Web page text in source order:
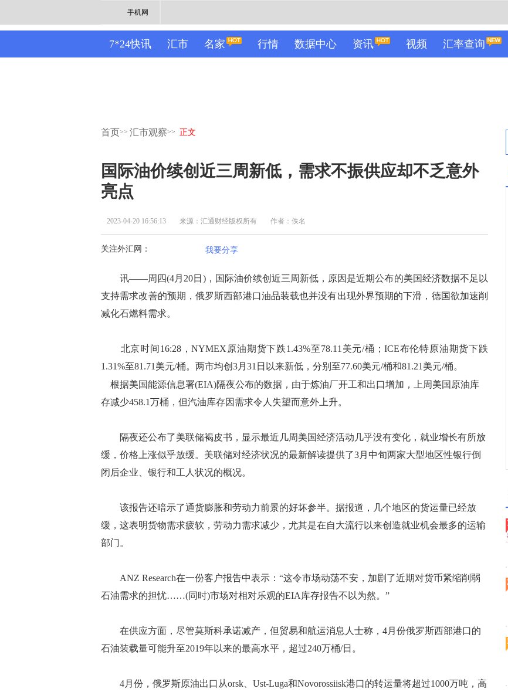
手机网
7*24快讯 汇市 名家 行情 数据中心 资讯 视频 汇率查询
首页>> 汇市观察>> 正文
国际油价续创近三周新低，需求不振供应却不乏意外
亮点
2023-04-20 16:56:13 来源：汇通财经版权所有 作者：佚名
关注外汇网： 我要分享
讯——周四(4月20日)，国际油价续创近三周新低，原因是近期公布的美国经济数据不足以
支持需求改善的预期，俄罗斯西部港口油品装载也并没有出现外界预期的下滑，德国欲加速削
减化石燃料需求。
北京时间16:28，NYMEX原油期货下跌1.43%至78.11美元/桶；ICE布伦特原油期货下跌
1.31%至81.71美元/桶。两市均创3月31日以来新低，分别至77.60美元/桶和81.21美元/桶。
根据美国能源信息署(EIA)隔夜公布的数据，由于炼油厂开工和出口增加，上周美国原油库
存减少458.1万桶，但汽油库存因需求令人失望而意外上升。
隔夜还公布了美联储褐皮书，显示最近几周美国经济活动几乎没有变化，就业增长有所放
缓，价格上涨似乎放缓。美联储对经济状况的最新解读提供了3月中旬两家大型地区性银行倒
闭后企业、银行和工人状况的概况。
该报告还暗示了通货膨胀和劳动力前景的好坏参半。据报道，几个地区的货运量已经放
缓，这表明货物需求疲软，劳动力需求减少，尤其是在自大流行以来创造就业机会最多的运输
部门。
ANZ Research在一份客户报告中表示：“这令市场动荡不安，加剧了近期对货币紧缩削弱
石油需求的担忧……(同时)市场对相对乐观的EIA库存报告不以为然。”
在供应方面，尽管莫斯科承诺减产，但贸易和航运消息人士称，4月份俄罗斯西部港口的
石油装载量可能升至2019年以来的最高水平，超过240万桶/日。
4月份，俄罗斯原油出口从orsk、Ust-Luga和Novorossiisk港口的转运量将超过1000万吨，高